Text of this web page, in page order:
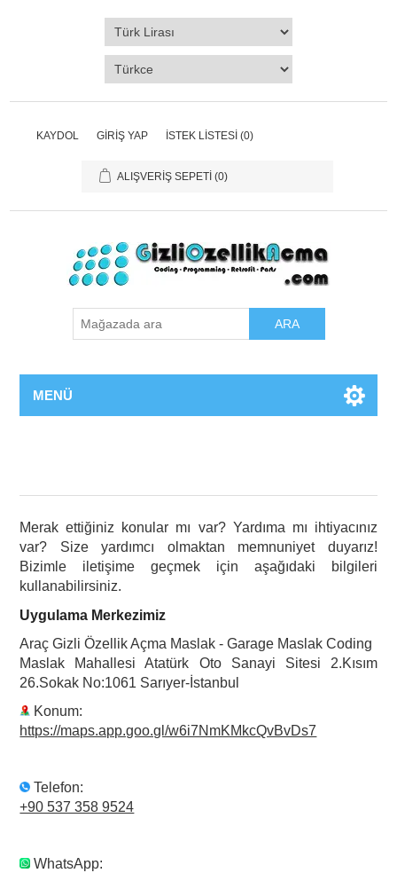
KAYDOL GIRIŞ YAP İSTEK LISTESI (0)
ALIŞVERIŞ SEPETI (0)
ARA
MENÜ
Merak ettiğiniz konular mı var? Yardıma mı ihtiyacınız
var? Size yardımcı olmaktan memnuniyet duyarız!
Bizimle iletişime geçmek için aşağıdaki bilgileri
kullanabilirsiniz.
Uygulama Merkezimiz
Araç Gizli Özellik Açma Maslak - Garage Maslak Coding
Maslak Mahallesi Atatürk Oto Sanayi Sitesi 2.Kısım
26.Sokak No:1061 Sarıyer-İstanbul
Konum:
https://maps.app.goo.gl/w6i7NmKMkcQvBvDs7
Telefon:
+90 537 358 9524
WhatsApp: